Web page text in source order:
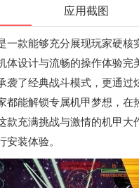
应用截图
一款能够充分展现玩家硬核
体设计与流畅的操作体验完
袭了经典战斗模式，更通过
都能解锁专属机甲梦想，在
款充满挑战与激情的机甲大
安装体验。